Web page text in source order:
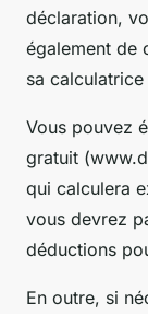
déclaration,
également de
sa
Vous pouvez
gratuit
qui calculera
vous devrez
déductions
En outre, si